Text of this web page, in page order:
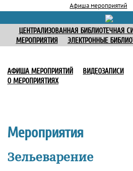
Афиша мероприятий
ЦЕНТРАЛИЗОВАННАЯ БИБЛИОТЕЧНАЯ
МЕРОПРИЯТИЯ
ЭЛЕКТРОННЫЕ
АФИША МЕРОПРИЯТИЙ ВИДЕОЗАПИСИ
О МЕРОПРИЯТИЯХ
Мероприятия
Зельеварение